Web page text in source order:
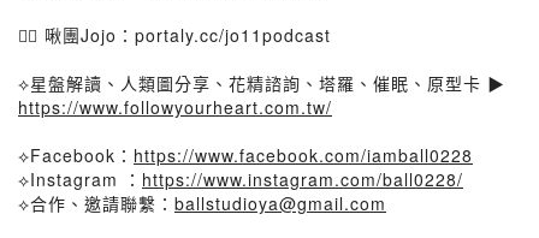
👉🏼 啾團Jojo：portaly.cc/jo11podcast
⟡星盤解讀、人類圖分享、花精諮詢、塔羅、催眠、原型卡 ▶
https://www.followyourheart.com.tw/
⟡Facebook： https://www.facebook.com/iamball0228
⟡Instagram ： https://www.instagram.com/ball0228/
⟡合作、邀請聯繫： ballstudioya@gmail.com